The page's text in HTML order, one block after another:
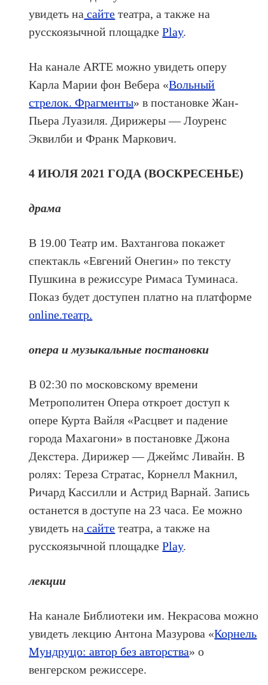
увидеть на сайте театра, а также на
русскоязычной площадкеPlay.
На канале ARTE можно увидеть оперу
Карла Марии фон Вебера «Вольный
стрелок. Фрагменты» в постановке Жан-
Пьера Луазиля. Дирижеры — Лоуренс
Эквилби и Франк Маркович.
4 ИЮЛЯ 2021 ГОДА (ВОСКРЕСЕНЬЕ)
драма
В 19.00 Театр им. Вахтангова покажет
спектакль «Евгений Онегин» по тексту
Пушкина в режиссуре Римаса Туминаса.
Показ будет доступен платно на платформе
online.театр.
опера и музыкальные постановки
В 02:30 по московскому времени
Метрополитен Опера откроет доступ к
опере Курта Вайля «Расцвет и падение
города Махагони» в постановке Джона
Декстера. Дирижер — Джеймс Ливайн. В
ролях: Тереза Стратас, Корнелл Макнил,
Ричард Кассилли и Астрид Варнай. Запись
останется в доступе на 23 часа. Ее можно
увидеть на сайте театра, а также на
русскоязычной площадкеPlay.
лекции
На канале Библиотеки им. Некрасова можно
увидеть лекцию Антона Мазурова «Корнель
Мундруцо: автор без авторства» о
венгерском режиссере.